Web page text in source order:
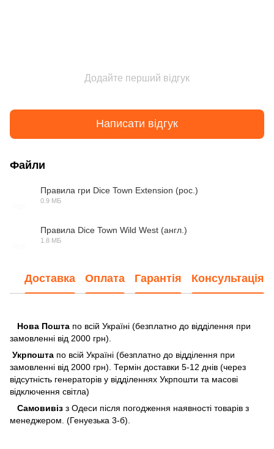
Додайте перший відгук
Написати відгук
Файли
Правила гри Dice Town Extension (рос.)
0.9 МБ
Правила Dice Town Wild West (англ.)
1.8 МБ
Доставка Оплата Гарантія Консультація
Нова Пошта по всій Україні (безплатно до відділення при
замовленні від 2000 грн).
Укрпошта по всій Україні (безплатно до відділення при
замовленні від 2000 грн). Термін доставки 5-12 днів (через
відсутність генераторів у відділеннях Укрпошти та масові
відключення світла)
Самовивіз з Одеси після погодження наявності товарів з
менеджером. (Генуезька 3-б).